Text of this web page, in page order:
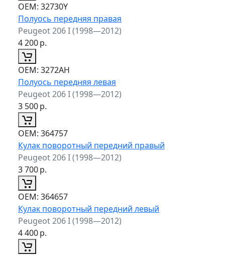
ОЕМ: 32730Y
Полуось передняя правая
Peugeot 206 I (1998—2012)
4 200р.
ОЕМ: 3272AH
Полуось передняя левая
Peugeot 206 I (1998—2012)
3 500р.
ОЕМ: 364757
Кулак поворотный передний правый
Peugeot 206 I (1998—2012)
3 700р.
ОЕМ: 364657
Кулак поворотный передний левый
Peugeot 206 I (1998—2012)
4 400р.